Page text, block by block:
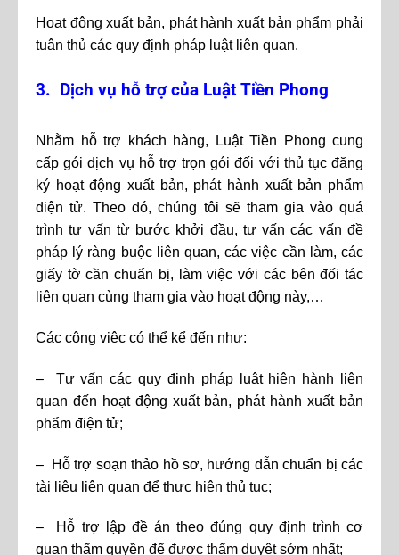
Hoạt động xuất bản, phát hành xuất bản phẩm phải
tuân thủ các quy định pháp luật liên quan.
3. Dịch vụ hỗ trợ của Luật Tiền Phong
Nhằm hỗ trợ khách hàng, Luật Tiền Phong cung
cấp gói dịch vụ hỗ trợ trọn gói đối với thủ tục đăng
ký hoạt động xuất bản, phát hành xuất bản phẩm
điện tử. Theo đó, chúng tôi sẽ tham gia vào quá
trình tư vấn từ bước khởi đầu, tư vấn các vấn đề
pháp lý ràng buộc liên quan, các việc cần làm, các
giấy tờ cần chuẩn bị, làm việc với các bên đối tác
liên quan cùng tham gia vào hoạt động này,…
Các công việc có thể kể đến như:
– Tư vấn các quy định pháp luật hiện hành liên
quan đến hoạt động xuất bản, phát hành xuất bản
phẩm điện tử;
– Hỗ trợ soạn thảo hồ sơ, hướng dẫn chuẩn bị các
tài liệu liên quan để thực hiện thủ tục;
– Hỗ trợ lập đề án theo đúng quy định trình cơ
quan thẩm quyền để được thẩm duyệt sớm nhất;